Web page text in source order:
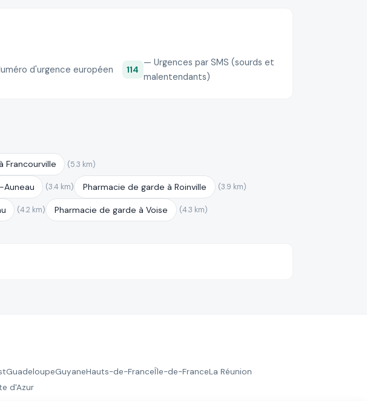
d'urgence européen 114
— Urgences par SMS (sourds et
malentendants)
Francourville (5.3 km)
Auneau (3.4 km) Pharmacie de garde à Roinville (3.9 km)
(4.2 km) Pharmacie de garde à Voise (4.3 km)
GuadeloupeGuyaneHauts-de-FranceÎle-de-FranceLa Réunion
d'Azur